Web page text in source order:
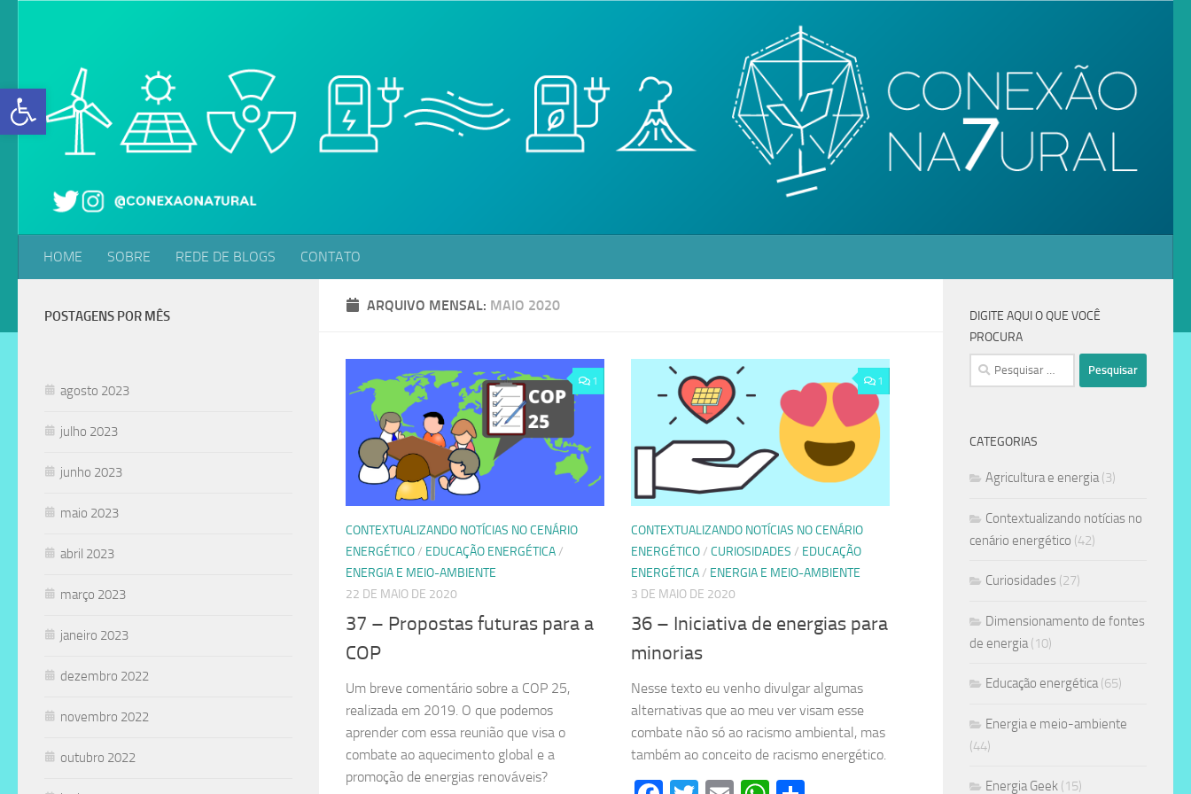
Abrir a barra de ferramentas
HOME SOBRE REDE DE BLOGS CONTATO
ARQUIVO MENSAL: MAIO 2020
1
CONTEXTUALIZANDO NOTÍCIAS NO CENÁRIO
ENERGÉTICO/ EDUCAÇÃO ENERGÉTICA/
ENERGIA E MEIO-AMBIENTE
22 DE MAIO DE 2020
37 – Propostas futuras para a
COP
Um breve comentário sobre a COP 25,
realizada em 2019. O que podemos
aprender com essa reunião que visa o
combate ao aquecimento global e a
promoção de energias renováveis?
1
CONTEXTUALIZANDO NOTÍCIAS NO CENÁRIO
ENERGÉTICO/ CURIOSIDADES / EDUCAÇÃO
ENERGÉTICA/ ENERGIA E MEIO-AMBIENTE
3 DE MAIO DE 2020
36 – Iniciativa de energias para
minorias
Nesse texto eu venho divulgar algumas
alternativas que ao meu ver visam esse
combate não só ao racismo ambiental, mas
também ao conceito de racismo energético.
POSTAGENS POR MÊS
agosto 2023
julho 2023
junho 2023
maio 2023
abril 2023
março 2023
janeiro 2023
dezembro 2022
novembro 2022
outubro 2022
DIGITE AQUI O QUE VOCÊ
PROCURA
CATEGORIAS
Agricultura e energia (3)
Contextualizando notícias no
cenário energético (42)
Curiosidades (27)
Dimensionamento de fontes
de energia (10)
Educação energética (65)
Energia e meio-ambiente
(44)
Energia Geek (15)